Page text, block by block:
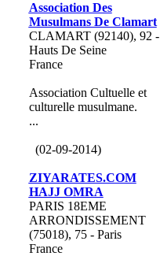
Association Des
Musulmans De Clamart
CLAMART (92140), 92 -
Hauts De Seine
France
Association Cultuelle et
culturelle musulmane.
...
(02-09-2014)
ZIYARATES.COM
HAJJ OMRA
PARIS 18EME
ARRONDISSEMENT
(75018), 75 - Paris
France